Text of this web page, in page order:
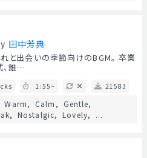
田中芳典
れと出会いの季節向けのBGM。 卒業
、誰…
1:55~ 21583
Warm Calm
Gentle
Nostalgic Lovely ...